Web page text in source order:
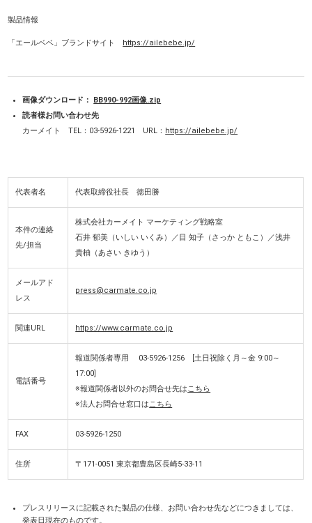
製品情報
「エールベベ」ブランドサイト https://ailebebe.jp/
画像ダウンロード：
BB990-992画像.zip
読者様お問い合わせ先
カーメイト TEL：03-5926-1221 URL： https://ailebebe.jp/
代表者名 代表取締役社長 徳田勝
本件の連絡
先/担当
株式会社カーメイト マーケティング戦略室
石井 郁美（いしい いくみ）／目 知子（さっか ともこ）／浅井
貴柚（あさい きゆう）
メールアド
レス
press@carmate.co.jp
関連URL https://www.carmate.co.jp
電話番号
報道関係者専用 03-5926-1256 [土日祝除く月～金 9:00～
17:00]
※報道関係者以外のお問合せ先はこちら
※法人お問合せ窓口はこちら
FAX 03-5926-1250
住所 〒171-0051 東京都豊島区長崎5-33-11
プレスリリースに記載された製品の仕様、お問い合わせ先などにつきましては、
発表日現在のものです。